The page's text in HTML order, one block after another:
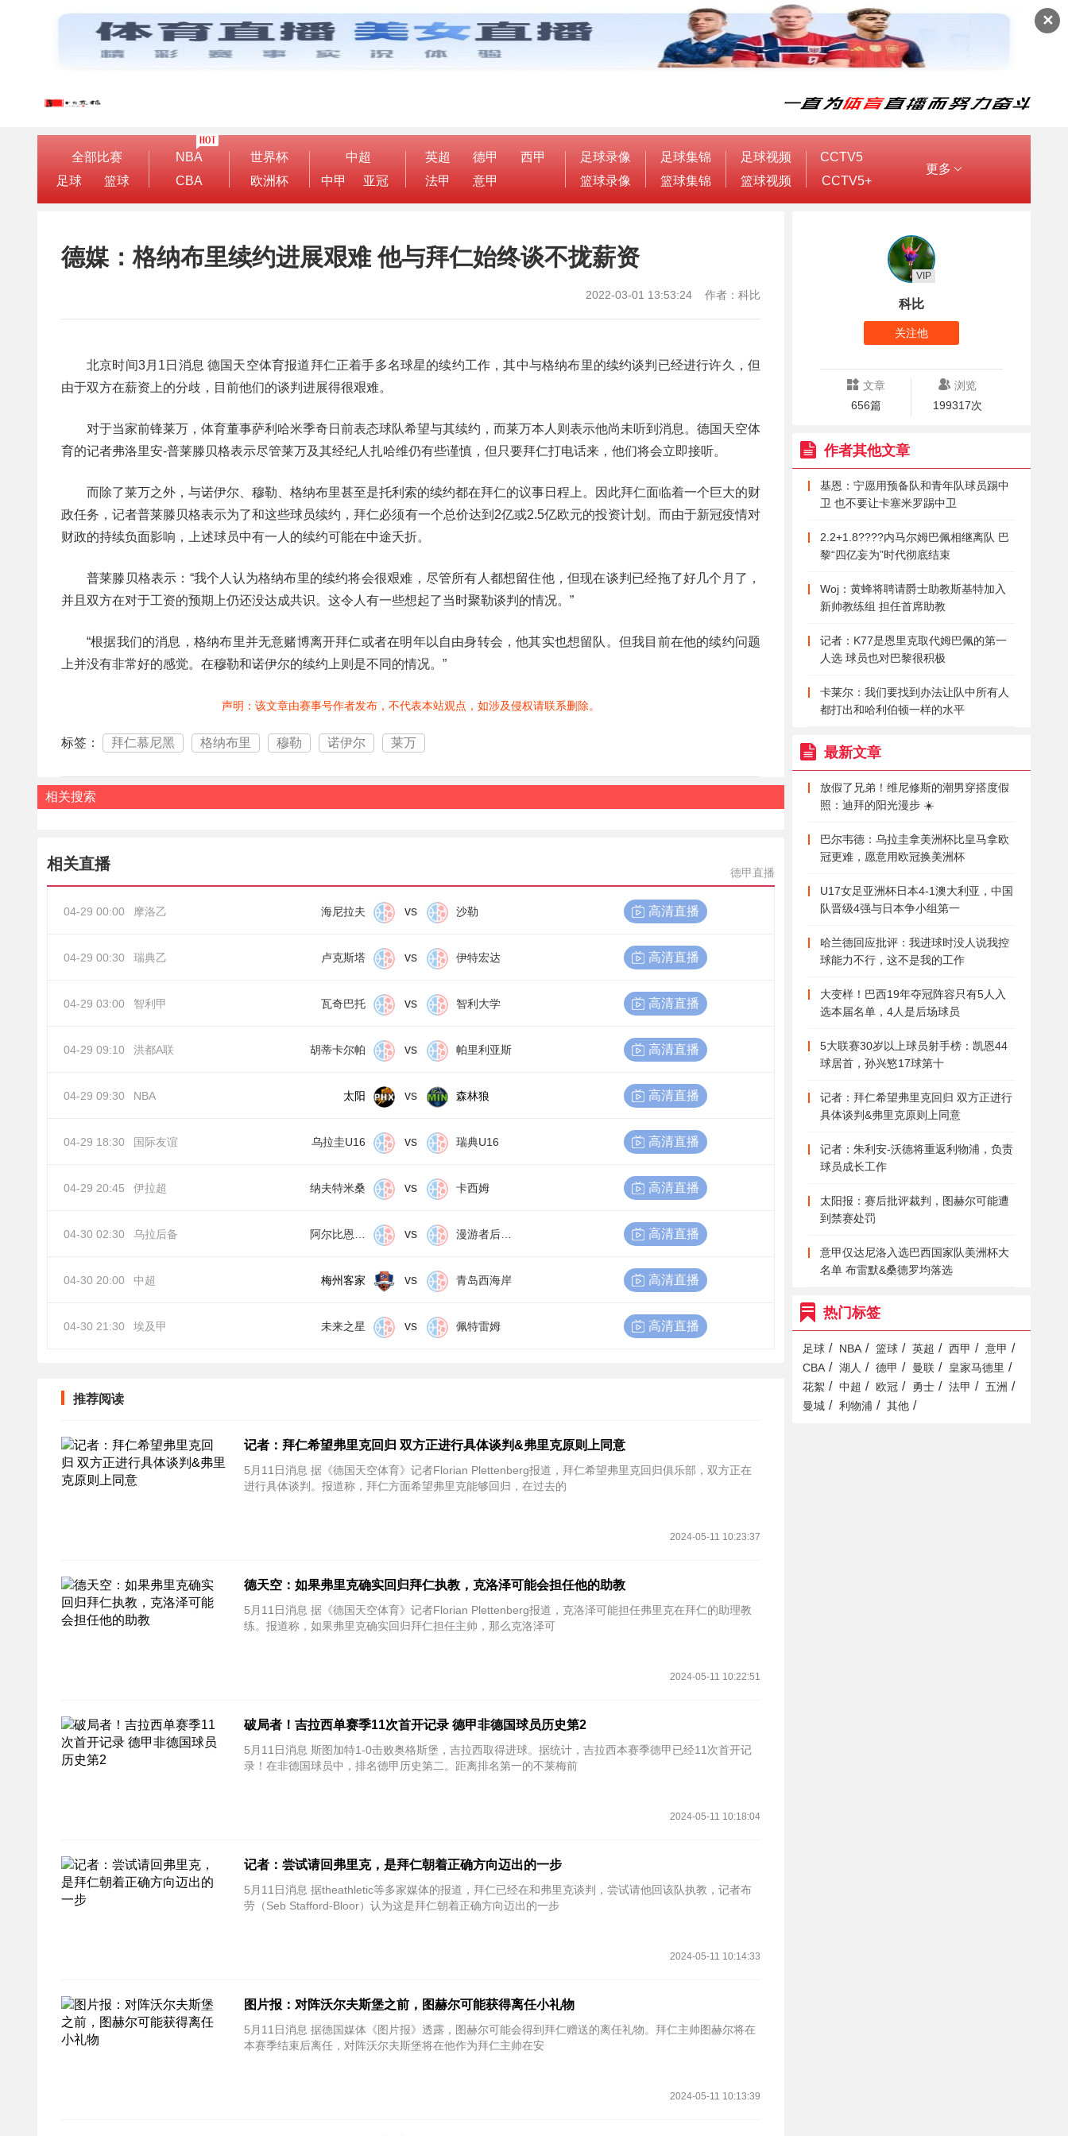
✕
全部比赛
足球
篮球
NBA
CBA
世界杯
欧洲杯
中超
中甲
亚冠
英超 德甲
西甲
法甲
意甲
足球录像
篮球录像
足球集锦
篮球集锦
足球视频
篮球视频
CCTV5
CCTV5+
更多
德媒：格纳布里续约进展艰难 他与拜仁始终谈不拢薪资
2022-03-01 13:53:24 作者：科比
北京时间3月1日消息 德国天空体育报道拜仁正着手多名球星的续约工作，其中与格纳布里的续约谈判已经进行许久，但
由于双方在薪资上的分歧，目前他们的谈判进展得很艰难。
对于当家前锋莱万，体育董事萨利哈米季奇日前表态球队希望与其续约，而莱万本人则表示他尚未听到消息。德国天空体
育的记者弗洛里安-普莱滕贝格表示尽管莱万及其经纪人扎哈维仍有些谨慎，但只要拜仁打电话来，他们将会立即接听。
而除了莱万之外，与诺伊尔、穆勒、格纳布里甚至是托利索的续约都在拜仁的议事日程上。因此拜仁面临着一个巨大的财
政任务，记者普莱滕贝格表示为了和这些球员续约，拜仁必须有一个总价达到2亿或2.5亿欧元的投资计划。而由于新冠疫情对
财政的持续负面影响，上述球员中有一人的续约可能在中途夭折。
普莱滕贝格表示：“我个人认为格纳布里的续约将会很艰难，尽管所有人都想留住他，但现在谈判已经拖了好几个月了，
并且双方在对于工资的预期上仍还没达成共识。这令人有一些想起了当时聚勒谈判的情况。”
“根据我们的消息，格纳布里并无意赌博离开拜仁或者在明年以自由身转会，他其实也想留队。但我目前在他的续约问题
上并没有非常好的感觉。在穆勒和诺伊尔的续约上则是不同的情况。”
声明：该文章由赛事号作者发布，不代表本站观点，如涉及侵权请联系删除。
标签： 拜仁慕尼黑 格纳布里 穆勒 诺伊尔 莱万
相关搜索
相关直播 德甲直播
04-29 00:00 摩洛乙 海尼拉夫 vs 沙勒 高清直播
04-29 00:30 瑞典乙 卢克斯塔 vs 伊特宏达 高清直播
04-29 03:00 智利甲 瓦奇巴托 vs 智利大学 高清直播
04-29 09:10 洪都A联 胡蒂卡尔帕 vs 帕里利亚斯 高清直播
04-29 09:30 NBA 太阳 vs 森林狼 高清直播
04-29 18:30 国际友谊 乌拉圭U16 vs 瑞典U16 高清直播
04-29 20:45 伊拉超 纳夫特米桑 vs 卡西姆 高清直播
04-30 02:30 乌拉后备 vs 高清直播
04-30 20:00 中超 梅州客家 vs 青岛西海岸 高清直播
04-30 21:30 埃及甲 未来之星 vs 佩特雷姆 高清直播
推荐阅读
记者：拜仁希望弗里克回归 双方正进行具体谈判&弗里克原则上同意
5月11日消息 据《德国天空体育》记者Florian Plettenberg报道，拜仁希望弗里克回归俱乐部，双方正在
进行具体谈判。报道称，拜仁方面希望弗里克能够回归，在过去的
2024-05-11 10:23:37
德天空：如果弗里克确实回归拜仁执教，克洛泽可能会担任他的助教
5月11日消息 据《德国天空体育》记者Florian Plettenberg报道，克洛泽可能担任弗里克在拜仁的助理教
练。报道称，如果弗里克确实回归拜仁担任主帅，那么克洛泽可
2024-05-11 10:22:51
破局者！吉拉西单赛季11次首开记录 德甲非德国球员历史第2
5月11日消息 斯图加特1-0击败奥格斯堡，吉拉西取得进球。据统计，吉拉西本赛季德甲已经11次首开记
录！在非德国球员中，排名德甲历史第二。距离排名第一的不莱梅前
2024-05-11 10:18:04
记者：尝试请回弗里克，是拜仁朝着正确方向迈出的一步
5月11日消息 据theathletic等多家媒体的报道，拜仁已经在和弗里克谈判，尝试请他回该队执教，记者布
劳（Seb Stafford-Bloor）认为这是拜仁朝着正确方向迈出的一步
2024-05-11 10:14:33
图片报：对阵沃尔夫斯堡之前，图赫尔可能获得离任小礼物
5月11日消息 据德国媒体《图片报》透露，图赫尔可能会得到拜仁赠送的离任礼物。拜仁主帅图赫尔将在
本赛季结束后离任，对阵沃尔夫斯堡将在他作为拜仁主帅在安
2024-05-11 10:13:39
科比
VIP
关注他
文章
656篇
浏览
199317次
作者其他文章
基恩：宁愿用预备队和青年队球员踢中
卫 也不要让卡塞米罗踢中卫
2.2+1.8????内马尔姆巴佩相继离队 巴
黎“四亿妄为”时代彻底结束
Woj：黄蜂将聘请爵士助教斯基特加入
新帅教练组 担任首席助教
记者：K77是恩里克取代姆巴佩的第一
人选 球员也对巴黎很积极
卡莱尔：我们要找到办法让队中所有人
都打出和哈利伯顿一样的水平
最新文章
放假了兄弟！维尼修斯的潮男穿搭度假
照：迪拜的阳光漫步 ☀️
巴尔韦德：乌拉圭拿美洲杯比皇马拿欧
冠更难，愿意用欧冠换美洲杯
U17女足亚洲杯日本4-1澳大利亚，中国
队晋级4强与日本争小组第一
哈兰德回应批评：我进球时没人说我控
球能力不行，这不是我的工作
大变样！巴西19年夺冠阵容只有5人入
选本届名单，4人是后场球员
5大联赛30岁以上球员射手榜：凯恩44
球居首，孙兴慜17球第十
记者：拜仁希望弗里克回归 双方正进行
具体谈判&弗里克原则上同意
记者：朱利安-沃德将重返利物浦，负责
球员成长工作
太阳报：赛后批评裁判，图赫尔可能遭
到禁赛处罚
意甲仅达尼洛入选巴西国家队美洲杯大
名单 布雷默&桑德罗均落选
热门标签
足球 / NBA / 篮球 / 英超 / 西甲 / 意甲 /
CBA / 湖人 / 德甲 / 曼联 / 皇家马德里 /
花絮 / 中超 / 欧冠 / 勇士 / 法甲 / 五洲 /
曼城 / 利物浦 / 其他 /